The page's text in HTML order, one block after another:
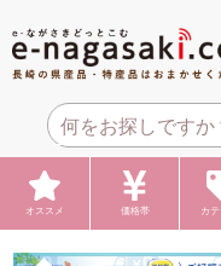
オススメ 価格帯 カ